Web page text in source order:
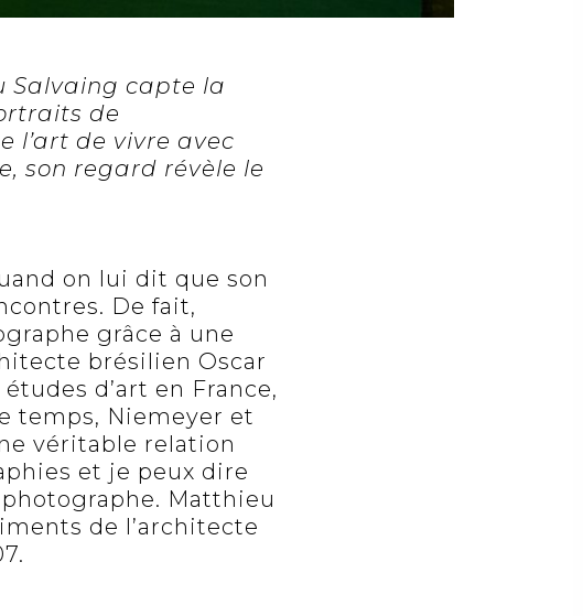
Salvaing capte la
de
l’art de vivre avec
son regard révèle le
on lui dit que son
De fait,
grâce à une
brésilien Oscar
d’art en France,
temps, Niemeyer et
véritable relation
et je peux dire
Matthieu
de l’architecte